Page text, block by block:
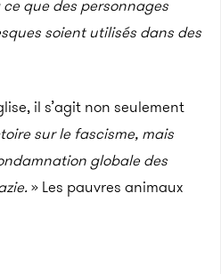
que des personnages
soient utilisés dans des
il s’agit non seulement
sur le fascisme, mais
globale des
» Les pauvres animaux